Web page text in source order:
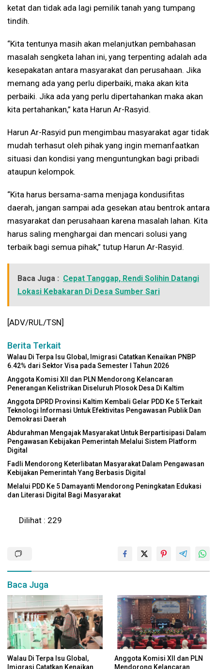
ketat dan tidak ada lagi pemilik tanah yang tumpang
tindih.
“Kita tentunya masih akan melanjutkan pembahasan
masalah sengketa lahan ini, yang terpenting adalah ada
kesepakatan antara masyarakat dan perusahaan. Jika
memang ada yang perlu diperbaiki, maka akan kita
perbaiki. Jika ada yang perlu dipertahankan maka akan
kita pertahankan,” kata Harun Ar-Rasyid.
Harun Ar-Rasyid pun mengimbau masyarakat agar tidak
mudah terhasut oleh pihak yang ingin memanfaatkan
situasi dan kondisi yang menguntungkan bagi pribadi
ataupun kelompok.
“Kita harus bersama-sama menjaga kondusifitas
daerah, jangan sampai ada gesekan atau bentrok antara
masyarakat dan perusahaan karena masalah lahan. Kita
harus saling menghargai dan mencari solusi yang
terbaik bagi semua pihak,” tutup Harun Ar-Rasyid.
Baca Juga : Cepat Tanggap, Rendi Solihin Datangi
Lokasi Kebakaran Di Desa Sumber Sari
[ADV/RUL/TSN]
Berita Terkait
Walau Di Terpa Isu Global, Imigrasi Catatkan Kenaikan PNBP
6.42% dari Sektor Visa pada Semester I Tahun 2026
Anggota Komisi XII dan PLN Mendorong Kelancaran
Penerangan Kelistrikan Diseluruh Plosok Desa Di Kaltim
Anggota DPRD Provinsi Kaltim Kembali Gelar PDD Ke 5 Terkait
Teknologi Informasi Untuk Efektivitas Pengawasan Publik Dan
Demokrasi Daerah
Abdurahman Mengajak Masyarakat Untuk Berpartisipasi Dalam
Pengawasan Kebijakan Pemerintah Melalui Sistem Platform
Digital
Fadli Mendorong Keterlibatan Masyarakat Dalam Pengawasan
Kebijakan Pemerintah Yang Berbasis Digital
Melalui PDD Ke 5 Damayanti Mendorong Peningkatan Edukasi
dan Literasi Digital Bagi Masyarakat
Dilihat : 229
Baca Juga
Walau Di Terpa Isu Global,
Imigrasi Catatkan Kenaikan
Anggota Komisi XII dan PLN
Mendorong Kelancaran